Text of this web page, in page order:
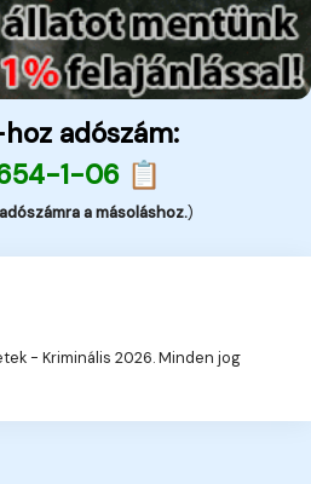
adószám:
1-06 📋
a másoláshoz.)
- Kriminális 2026. Minden jog